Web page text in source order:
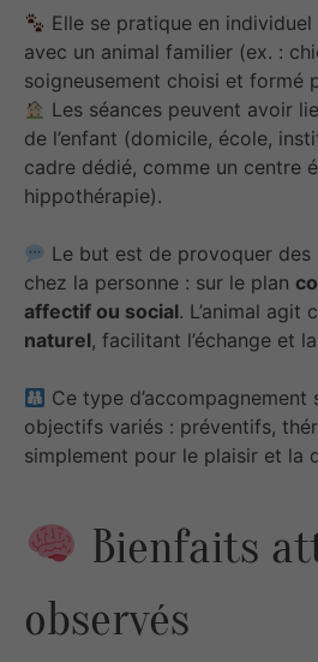
Elle se pratique en
avec un animal familier (ex. :
soigneusement choisi et formé
Les séances peuvent avoir
de l’enfant (domicile, école,
cadre dédié, comme un centre
hippothérapie).
Le but est de provoquer
chez la personne : sur le plan
affectif ou social. L’animal agit
naturel, facilitant l’échange et
Ce type d’accompagnement
objectifs variés : préventifs,
simplement pour le plaisir et la
Bienfaits
observés